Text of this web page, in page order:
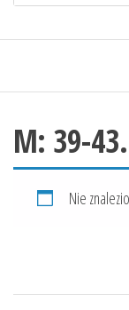
M: 39-
Nie